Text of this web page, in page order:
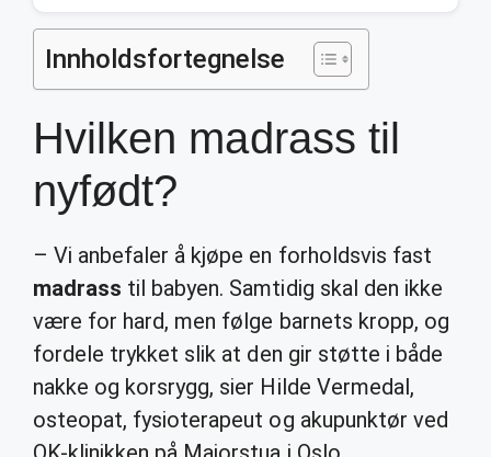
Innholdsfortegnelse
Hvilken madrass til
nyfødt?
– Vi anbefaler å kjøpe en forholdsvis fast
madrass til babyen. Samtidig skal den ikke
være for hard, men følge barnets kropp, og
fordele trykket slik at den gir støtte i både
nakke og korsrygg, sier Hilde Vermedal,
osteopat, fysioterapeut og akupunktør ved